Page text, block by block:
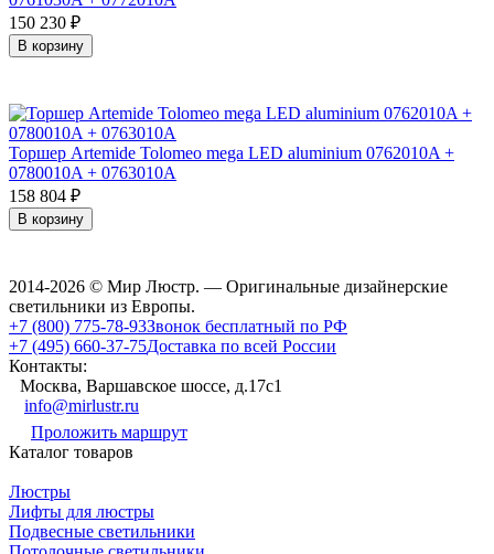
150 230 ₽
В корзину
Торшер Artemide Tolomeo mega LED aluminium 0762010A +
0780010A + 0763010A
158 804 ₽
В корзину
2014-2026 © Мир Люстр. — Оригинальные дизайнерские
светильники из Европы.
+7 (800) 775-78-93Звонок бесплатный по РФ
+7 (495) 660-37-75Доставка по всей России
Контакты:
Москва, Варшавское шоссе, д.17c1
info@mirlustr.ru
Проложить маршрут
Каталог товаров
Люстры
Лифты для люстры
Подвесные светильники